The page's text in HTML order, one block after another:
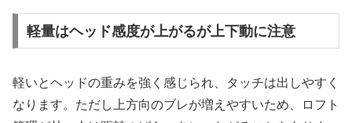
軽量はヘッド感度が上がるが上下動に注意
軽いとヘッドの重みを強く感じられ、タッチは出しやすく
なります。ただし上方向のブレが増えやすいため、ロフト